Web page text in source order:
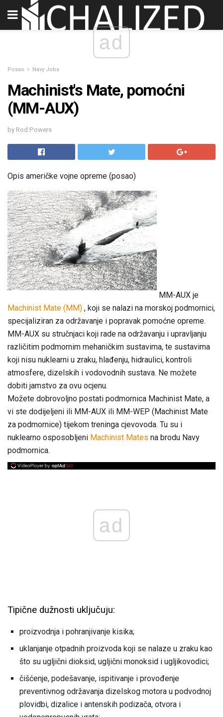
ad
Posao Navy Jobs
Machinist's Mate, pomoćni
(MM-AUX)
by Rod Powers
Opis američke vojne opreme (posao)
MM-AUX je
Machinist Mate (MM) , koji se nalazi na morskoj podmornici,
specijaliziran za održavanje i popravak pomoćne opreme.
MM-AUX su stručnjaci koji rade na održavanju i upravljanju
različitim podmornim mehaničkim sustavima, te sustavima
koji nisu nuklearni u zraku, hlađenju, hidraulici, kontroli
atmosfere, dizelskih i vodovodnih sustava. Ne možete
dobiti jamstvo za ovu ocjenu.
Možete dobrovoljno postati podmornica Machinist Mate, a
vi ste dodijeljeni ili MM-AUX ili MM-WEP (Machinist Mate
za podmornice) tijekom treninga cjevovoda. Tu su i
nuklearno osposobljeni Machinist Mates na brodu Navy
podmornica.
ad
Tipične dužnosti uključuju:
proizvodnja i pohranjivanje kisika;
uklanjanje otpadnih proizvoda koji se nalaze u zraku kao
što su ugljični dioksid, ugljični monoksid i ugljikovodici;
čišćenje, podešavanje, ispitivanje i provođenje
preventivnog održavanja dizelskog motora u podvodnoj
plovidbi, dizalice i antenskih podizača, otvora i